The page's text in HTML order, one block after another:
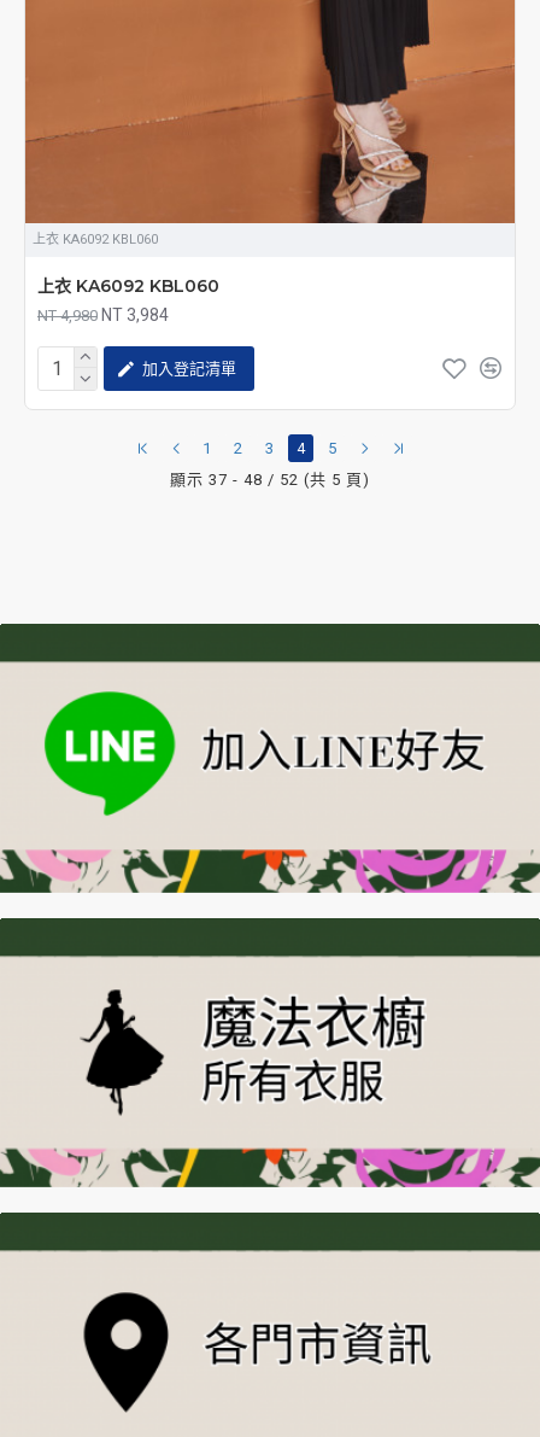
上衣 KA6092 KBL060
上衣 KA6092 KBL060
NT 4,980 NT 3,984
加入登記清單
1 2 3 4
5
顯示 37 - 48 / 52 (共 5 頁)